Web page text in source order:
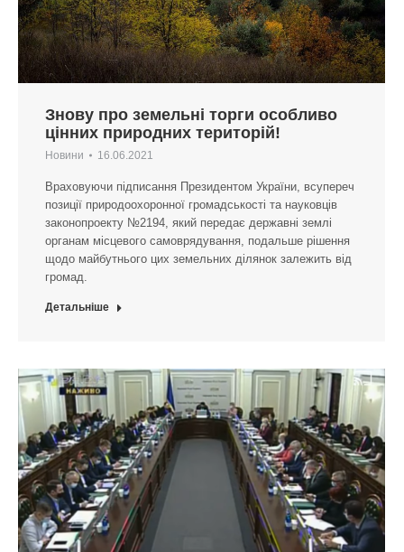
Знову про земельні торги особливо
цінних природних територій!
Новини 16.06.2021
Враховуючи підписання Президентом України, всупереч
позиції природоохоронної громадськості та науковців
законопроекту №2194, який передає державні землі
органам місцевого самоврядування, подальше рішення
щодо майбутнього цих земельних ділянок залежить від
громад.
Детальніше